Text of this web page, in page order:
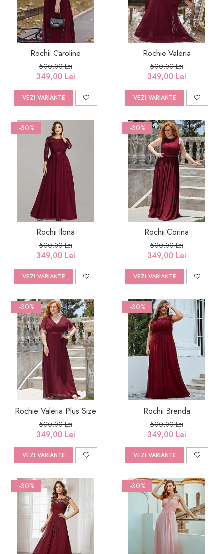
Rochii Caroline
500,00 Lei
349,00 Lei
VEZI VARIANTE
Rochie Valeria
500,00 Lei
349,00 Lei
VEZI VARIANTE
-30%
Rochii Ilona
500,00 Lei
349,00 Lei
VEZI VARIANTE
-30%
Rochii Corina
500,00 Lei
349,00 Lei
VEZI VARIANTE
-30%
Rochie Valeria Plus Size
500,00 Lei
349,00 Lei
VEZI VARIANTE
-30%
Rochii Brenda
500,00 Lei
349,00 Lei
VEZI VARIANTE
-30% -30%